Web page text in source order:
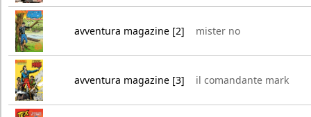
avventura magazine [2] mister no
avventura magazine [3] il comandante mark